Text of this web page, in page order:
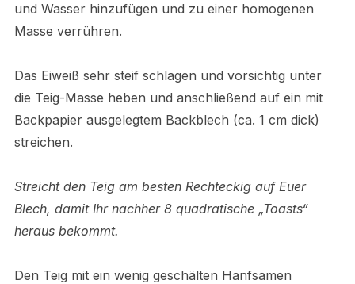
und Wasser hinzufügen und zu einer homogenen
Masse verrühren.
Das Eiweiß sehr steif schlagen und vorsichtig unter
die Teig-Masse heben und anschließend auf ein mit
Backpapier ausgelegtem Backblech (ca. 1 cm dick)
streichen.
Streicht den Teig am besten Rechteckig auf Euer
Blech, damit Ihr nachher 8 quadratische „Toasts“
heraus bekommt.
Den Teig mit ein wenig geschälten Hanfsamen